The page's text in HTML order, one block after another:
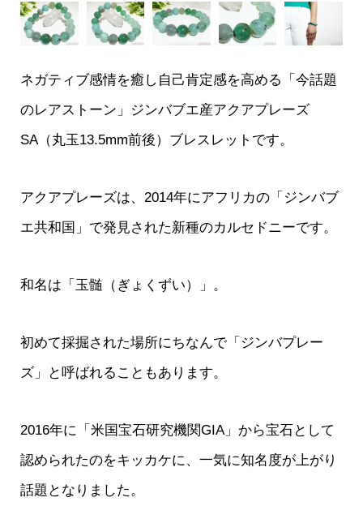
ネガティブ感情を癒し自己肯定感を高める「今話題
のレアストーン」ジンバブエ産アクアプレーズ
SA（丸玉13.5mm前後）ブレスレットです。
アクアプレーズは、2014年にアフリカの「ジンバブ
エ共和国」で発見された新種のカルセドニーです。
和名は「玉髄（ぎょくずい）」。
初めて採掘された場所にちなんで「ジンバプレー
ズ」と呼ばれることもあります。
2016年に「米国宝石研究機関GIA」から宝石として
認められたのをキッカケに、一気に知名度が上がり
話題となりました。